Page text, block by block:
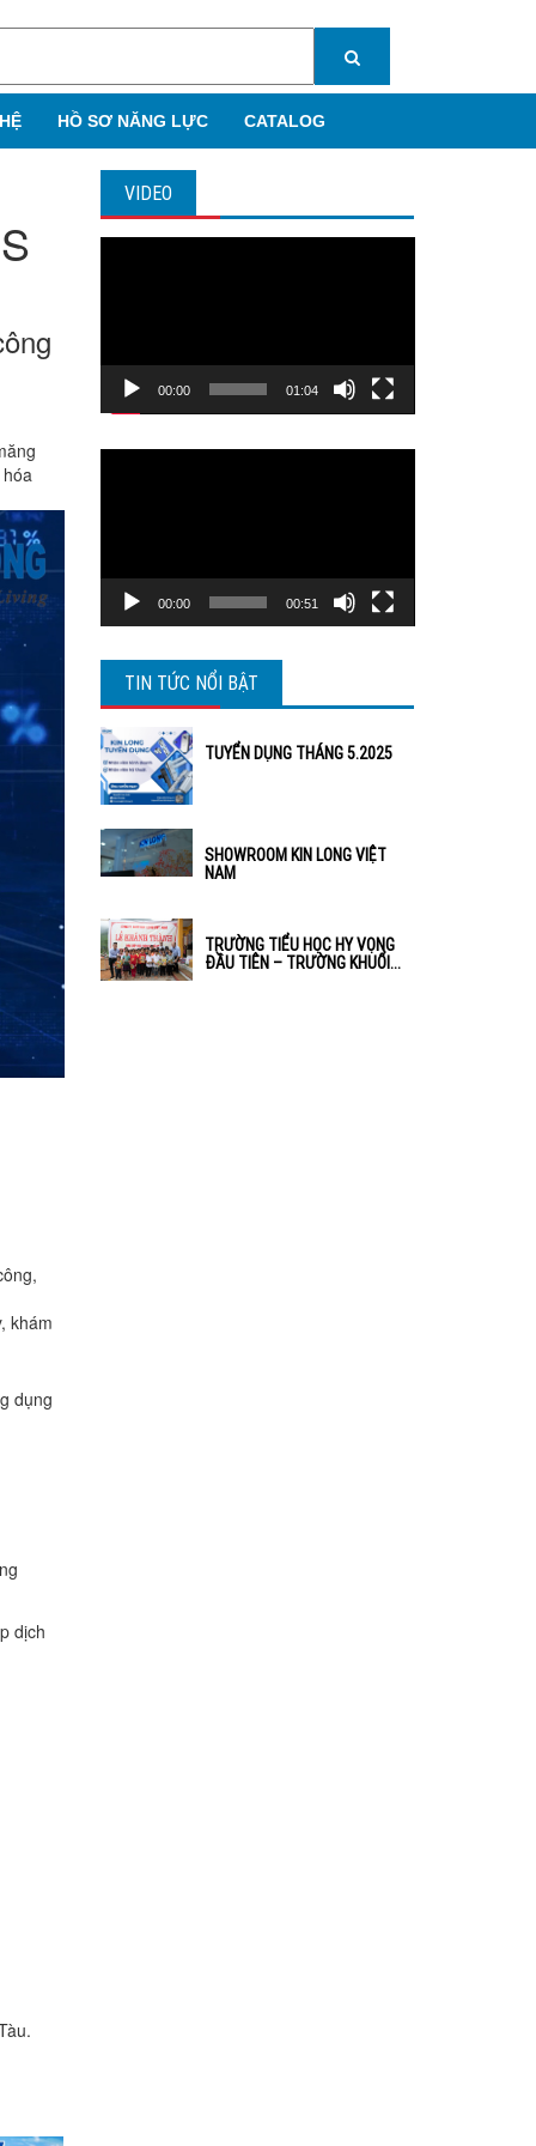
HỒ SƠ NĂNG LỰC CATALOG
khám
dụng
dịch
VIDEO
00:00 01:04
00:00 00:51
TIN TỨC NỔI BẬT
TUYỂN DỤNG THÁNG 5.2025
SHOWROOM KIN LONG VIỆT
NAM
TRƯỜNG TIỂU HỌC HY VỌNG
ĐẦU TIÊN – TRƯỜNG KHUỔI...